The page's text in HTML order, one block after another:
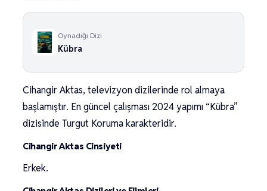
Oynadığı Dizi
Kübra
Cihangir Aktas, televizyon dizilerinde rol almaya
başlamıştır. En güncel çalışması 2024 yapımı “Kübra”
dizisinde Turgut Koruma karakteridir.
Cihangir Aktas Cinsiyeti
Erkek.